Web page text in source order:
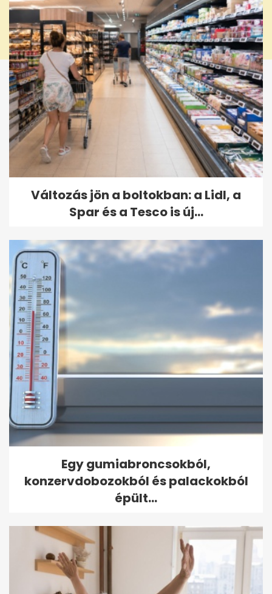
Változás jön a boltokban: a Lidl, a
Spar és a Tesco is új...
Egy gumiabroncsokból,
konzervdobozokból és palackokból
épült...